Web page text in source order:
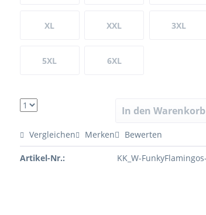
XL XXL 3XL
5XL 6XL
In den Warenkorb
Vergleichen Merken Bewerten
Artikel-Nr.: KK_W-